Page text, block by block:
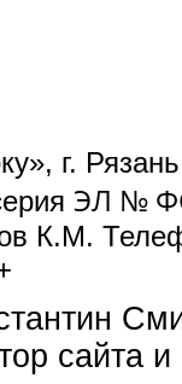
г.
ЭЛ №
К.М.
сайта